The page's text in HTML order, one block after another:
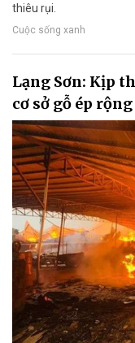
thiêu rụi.
Cuộc sống xanh
Lạng Sơn: Kịp
cơ sở gỗ ép